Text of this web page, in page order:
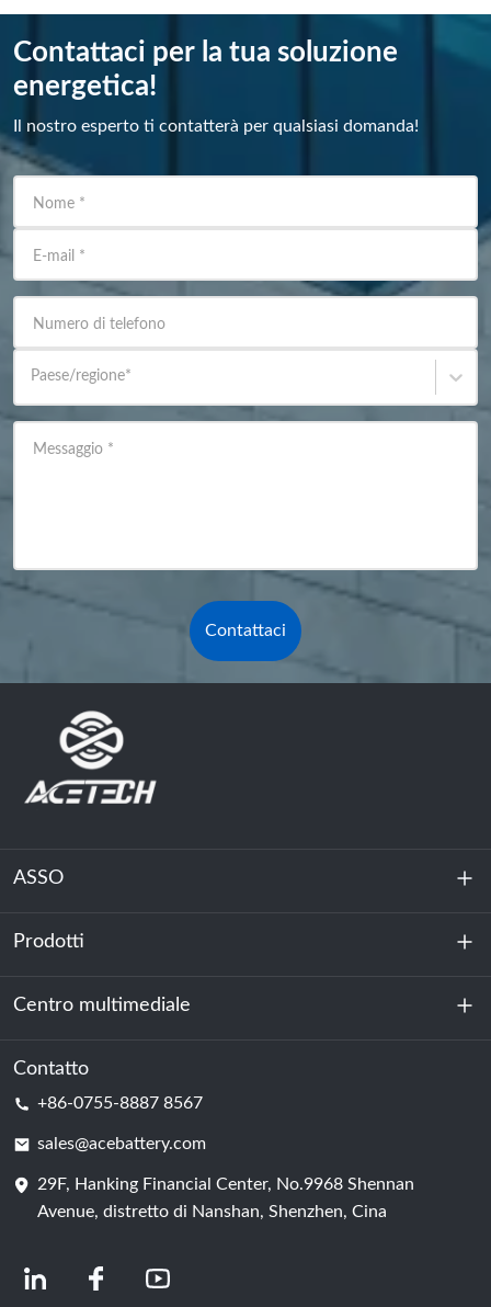
Contattaci per la tua soluzione
energetica!
Il nostro esperto ti contatterà per qualsiasi domanda!
Nome *
E-mail *
Numero di telefono
Paese/regione*
Messaggio *
Contattaci
ASSO
Chi siamo
Sostenibilità
Prodotti
Accumulo di energia
Centro dati e sala server
Cella della batteria
Centro multimediale
Notizia
Contatto
+86-0755-8887 8567
sales@acebattery.com
29F, Hanking Financial Center, No.9968 Shennan
Avenue, distretto di Nanshan, Shenzhen, Cina